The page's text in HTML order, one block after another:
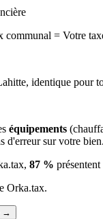
communal = Votre
identique pour
équipements
d'erreur sur votre bien.
87 %
Orka.tax.
→